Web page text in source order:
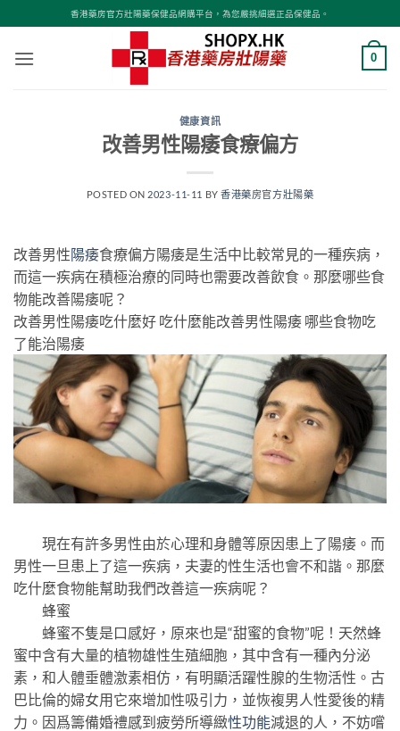
to
content
香港藥房官方壯陽藥保健品網購平台，為您嚴挑細選正品保健品。
0
健康資訊
改善男性陽痿食療偏方
POSTED ON 2023-11-11 BY香港藥房官方壯陽藥
改善男性陽痿食療偏方陽痿是生活中比較常見的一種疾病，
而這一疾病在積極治療的同時也需要改善飲食。那麼哪些食
物能改善陽痿呢？
改善男性陽痿吃什麼好 吃什麼能改善男性陽痿 哪些食物吃
了能治陽痿
現在有許多男性由於心理和身體等原因患上了陽痿。而
男性一旦患上了這一疾病，夫妻的性生活也會不和諧。那麼
吃什麼食物能幫助我們改善這一疾病呢？
蜂蜜
蜂蜜不隻是口感好，原來也是“甜蜜的食物”呢！天然蜂
蜜中含有大量的植物雄性生殖細胞，其中含有一種內分泌
素，和人體垂體激素相仿，有明顯活躍性腺的生物活性。古
巴比倫的婦女用它來增加性吸引力，並恢複男人性愛後的精
力。因爲籌備婚禮感到疲勞所導緻性功能減退的人，不妨嚐